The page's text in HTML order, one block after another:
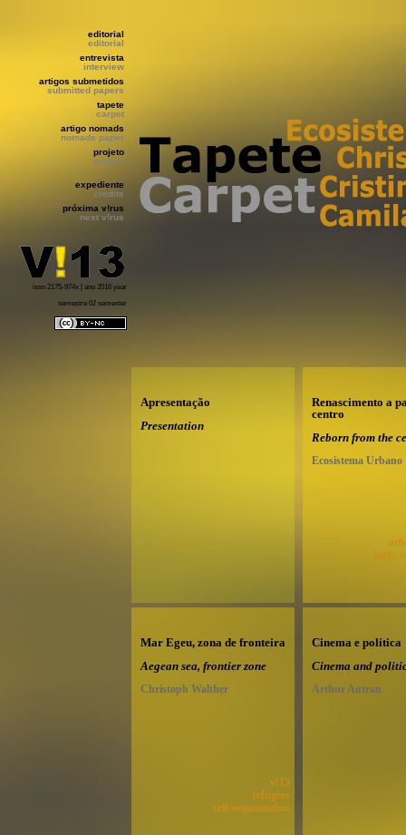
editorial
editorial
entrevista
interview
artigos submetidos
submitted papers
tapete
carpet
artigo nomads
nomads paper
projeto
project
expediente
credits
próxima v!rus
next v!rus
issn 2175-974x | ano 2016 year
semestre 02 semester
Apresentação
Presentation
Renascimento a
centro
Reborn from the
Ecosistema Urbano
Mar Egeu, zona de fronteira
Aegean sea, frontier zone
Christoph Walther
v!13
refugees
self-organization
Cinema e política
Cinema and
Arthur Autran